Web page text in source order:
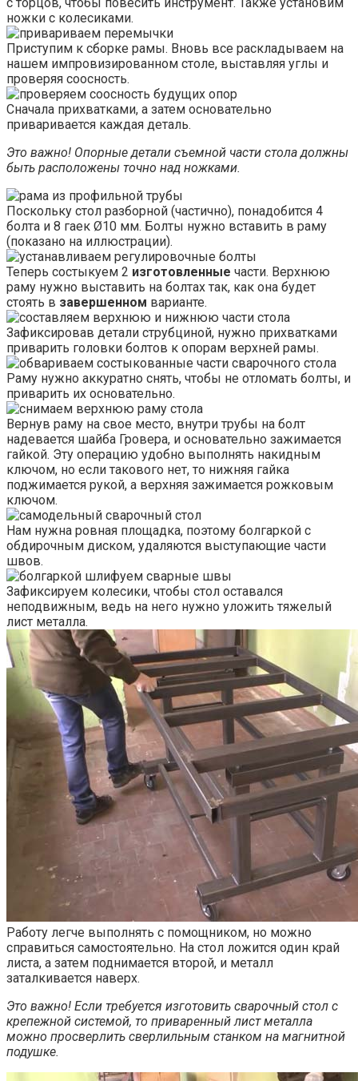
ножки с колесиками.
Приступим к сборке рамы. Вновь все раскладываем на
нашем импровизированном столе, выставляя углы и
проверяя соосность.
Сначала прихватками, а затем основательно
приваривается каждая деталь.
Это важно! Опорные детали съемной части стола должны
быть расположены точно над ножками.
Поскольку стол разборной (частично), понадобится 4
болта и 8 гаек Ø10 мм. Болты нужно вставить в раму
(показано на иллюстрации).
Теперь состыкуем 2 изготовленные части. Верхнюю
раму нужно выставить на болтах так, как она будет
стоять в завершенном варианте.
Зафиксировав детали струбциной, нужно прихватками
приварить головки болтов к опорам верхней рамы.
Раму нужно аккуратно снять, чтобы не отломать болты, и
приварить их основательно.
Вернув раму на свое место, внутри трубы на болт
надевается шайба Гровера, и основательно зажимается
гайкой. Эту операцию удобно выполнять накидным
ключом, но если такового нет, то нижняя гайка
поджимается рукой, а верхняя зажимается рожковым
ключом.
Нам нужна ровная площадка, поэтому болгаркой с
обдирочным диском, удаляются выступающие части
швов.
Зафиксируем колесики, чтобы стол оставался
неподвижным, ведь на него нужно уложить тяжелый
лист металла.
Работу легче выполнять с помощником, но можно
справиться самостоятельно. На стол ложится один край
листа, а затем поднимается второй, и металл
заталкивается наверх.
Это важно! Если требуется изготовить сварочный стол с
крепежной системой, то приваренный лист металла
можно просверлить сверлильным станком на магнитной
подушке.